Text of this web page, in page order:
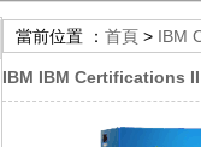
當前位置 ： 首頁 > IBM
IBM IBM Certifications